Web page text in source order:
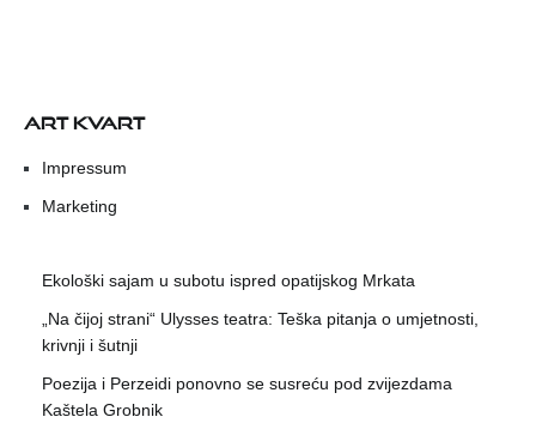
ART KVART
Impressum
Marketing
Ekološki sajam u subotu ispred opatijskog Mrkata
„Na čijoj strani“ Ulysses teatra: Teška pitanja o umjetnosti,
krivnji i šutnji
Poezija i Perzeidi ponovno se susreću pod zvijezdama
Kaštela Grobnik